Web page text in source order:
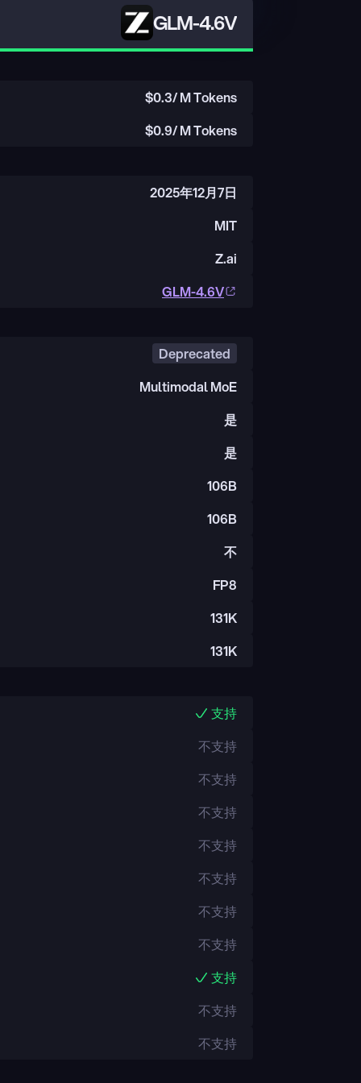
GLM-4.6V
$0.3/ M Tokens
$0.9/ M Tokens
2025年12月7日
MIT
Z.ai
GLM-4.6V
Deprecated
Multimodal MoE
是
是
106B
106B
不
FP8
131K
131K
支持
不支持
不支持
不支持
不支持
不支持
不支持
不支持
支持
不支持
不支持